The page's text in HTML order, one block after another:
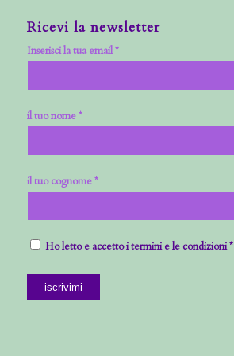
Ricevi la newsletter
Inserisci la tua email *
il tuo nome *
il tuo cognome *
Ho letto e accetto i termini e le condizioni *